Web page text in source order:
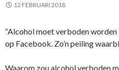
12 FEBRUARI 2018
“Alcohol moet verboden
op Facebook. Zo’n peiling
Waarom zou alcohol verboden